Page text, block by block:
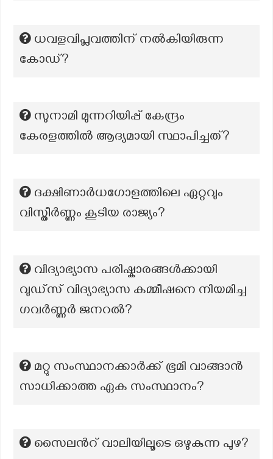
ധവളവിപ്ലവത്തിന് നൽകിയിരുന്ന
കോഡ്?
സുനാമി മുന്നറിയിപ്പ് കേന്ദ്രം
കേരളത്തില്‍ ആദ്യമായി സ്ഥാപിച്ചത്?
ദക്ഷിണാർധഗോളത്തിലെ ഏറ്റവും
വിസ്തീർണ്ണം കൂടിയ രാജ്യം?
വിദ്യാഭ്യാസ പരിഷ്കാരങ്ങൾക്കായി
വുഡ്സ് വിദ്യാഭ്യാസ കമ്മീഷനെ നിയമിച്ച
ഗവർണ്ണർ ജനറൽ?
മറ്റു സംസ്ഥാനക്കാർക്ക് ഭൂമി വാങ്ങാൻ
സാധിക്കാത്ത ഏക സംസ്ഥാനം?
സൈലൻറ് വാലിയിലൂടെ ഒഴുകുന്ന പുഴ?